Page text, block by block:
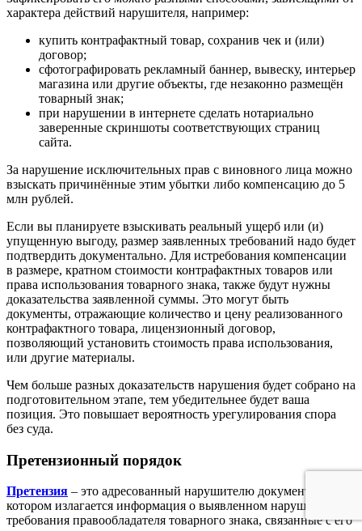
характера действий нарушителя, например:
купить контрафактный товар, сохранив чек и (или)
договор;
сфотографировать рекламный баннер, вывеску, интерьер
магазина или другие объекты, где незаконно размещён
товарный знак;
при нарушении в интернете сделать нотариально
заверенные скриншоты соответствующих страниц
сайта.
За нарушение исключительных прав с виновного лица можно
взыскать причинённые этим убытки либо компенсацию до 5
млн рублей.
Если вы планируете взыскивать реальный ущерб или (и)
упущенную выгоду, размер заявленных требований надо будет
подтвердить документально. Для истребования компенсации
в размере, кратном стоимости контрафактных товаров или
права использования товарного знака, также будут нужны
доказательства заявленной суммы. Это могут быть
документы, отражающие количество и цену реализованного
контрафактного товара, лицензионный договор,
позволяющий установить стоимость права использования,
или другие материалы.
Чем больше разных доказательств нарушения будет собрано на
подготовительном этапе, тем убедительнее будет ваша
позиция. Это повышает вероятность урегулирования спора
без суда.
Претензионный порядок
Претензия – это адресованный нарушителю документ, в
котором излагается информация о выявленном нарушении и
требования правообладателя товарного знака, связанные с его